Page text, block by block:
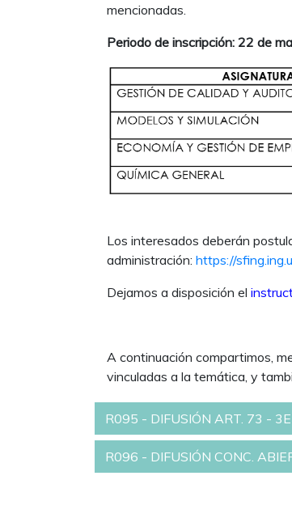
mencionadas.
Periodo de inscripción: 22 de
Los interesados deberán
administración: https://
Dejamos a disposición el
A continuación compartimos,
vinculadas a la temática, y
R095 - DIFUSIÓN ART. 73 -
R096 - DIFUSIÓN CONC.